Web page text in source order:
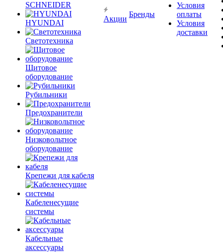
SCHNEIDER
HYUNDAI
Светотехника
Щитовое
оборудование
Рубильники
Предохранители
Низковольтное
оборудование
Крепежи для кабеля
Кабеленесущие
системы
Кабельные
аксессуары
Акции
Бренды
Условия
оплаты
Условия
доставки